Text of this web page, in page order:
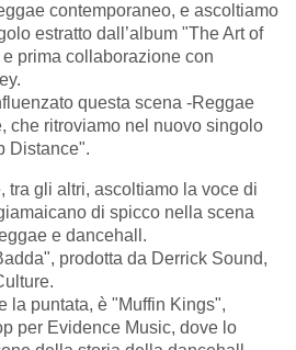
contemporaneo, e ascoltiamo
estratto dall’album "The Art of
prima collaborazione con
questa scena -Reggae
che ritroviamo nel nuovo singolo
Distance".
tra gli altri, ascoltiamo la voce di
di spicco nella scena
e dancehall.
prodotta da Derrick Sound,
la puntata, è "Muffin Kings",
per Evidence Music, dove lo